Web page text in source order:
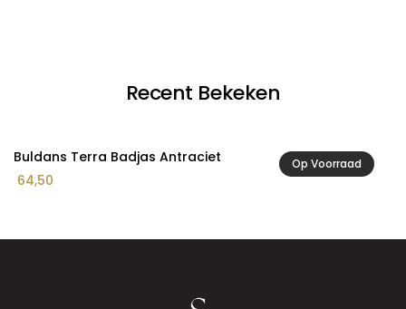
Recent Bekeken
Op Voorraad
Buldans Terra Badjas Antraciet
64,50